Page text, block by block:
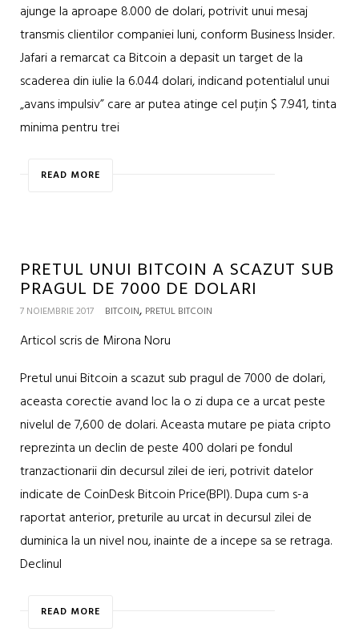
ajunge la aproape 8.000 de dolari, potrivit unui mesaj
transmis clientilor companiei luni, conform Business Insider.
Jafari a remarcat ca Bitcoin a depasit un target de la
scaderea din iulie la 6.044 dolari, indicand potentialul unui
„avans impulsiv” care ar putea atinge cel puțin $ 7.941, tinta
minima pentru trei
READ MORE
PRETUL UNUI BITCOIN A SCAZUT SUB
PRAGUL DE 7000 DE DOLARI
7 NOIEMBRIE 2017 BITCOIN, PRETUL BITCOIN
Articol scris de Mirona Noru
Pretul unui Bitcoin a scazut sub pragul de 7000 de dolari,
aceasta corectie avand loc la o zi dupa ce a urcat peste
nivelul de 7,600 de dolari. Aceasta mutare pe piata cripto
reprezinta un declin de peste 400 dolari pe fondul
tranzactionarii din decursul zilei de ieri, potrivit datelor
indicate de CoinDesk Bitcoin Price(BPI). Dupa cum s-a
raportat anterior, preturile au urcat in decursul zilei de
duminica la un nivel nou, inainte de a incepe sa se retraga.
Declinul
READ MORE